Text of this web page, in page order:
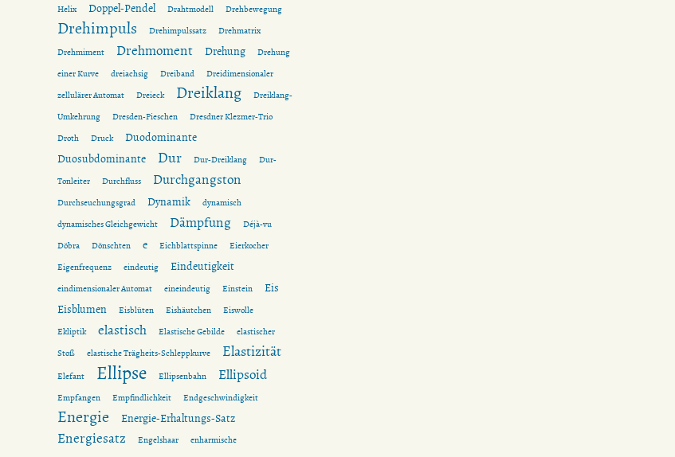
Helix
Doppel-Pendel Drahtmodell Drehbewegung
Drehimpuls Drehimpulssatz
Drehmatrix
Drehmiment
Drehmoment Drehung
Drehung
einer Kurve
dreiachsig Dreiband
Dreidimensionaler
zellulärer Automat
Dreieck Dreiklang
Dreiklang-
Umkehrung
Dresden-Pieschen
Dresdner Klezmer-Trio
Droth
Druck
Duodominante
Duosubdominante
Dur Dur-Dreiklang
Dur-
Tonleiter
Durchfluss Durchgangston
Durchseuchungsgrad Dynamik
dynamisch
dynamisches Gleichgewicht
Dämpfung
Déjà-vu
Döbra
Dönschten e Eichblattspinne
Eierkocher
Eigenfrequenz
eindeutig Eindeutigkeit
eindimensionaler Automat eineindeutig Einstein
Eis
Eisblumen
Eisblüten Eishäutchen
Eiswolle
Ekliptik
elastisch Elastische Gebilde
elastischer
Stoß
elastische Trägheits-Schleppkurve Elastizität
Elefant Ellipse Ellipsenbahn Ellipsoid
Empfangen Empfindlichkeit Endgeschwindigkeit
Energie Energie-Erhaltungs-Satz
Energiesatz Engelshaar
enharmische